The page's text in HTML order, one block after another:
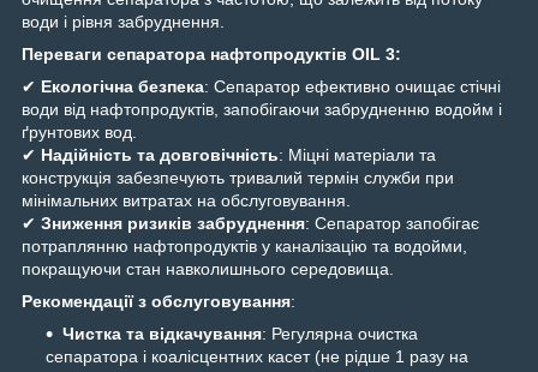
води і рівня забруднення.
Переваги сепаратора нафтопродуктів OIL 3:
✔ Екологічна безпека: Сепаратор ефективно очищає стічні
води від нафтопродуктів, запобігаючи забрудненню водойм і
ґрунтових вод.
✔ Надійність та довговічність: Міцні матеріали та
конструкція забезпечують тривалий термін служби при
мінімальних витратах на обслуговування.
✔ Зниження ризиків забруднення: Сепаратор запобігає
потраплянню нафтопродуктів у каналізацію та водойми,
покращуючи стан навколишнього середовища.
Рекомендації з обслуговування:
Чистка та відкачування: Регулярна очистка
сепаратора і коалісцентних касет (не рідше 1 разу на